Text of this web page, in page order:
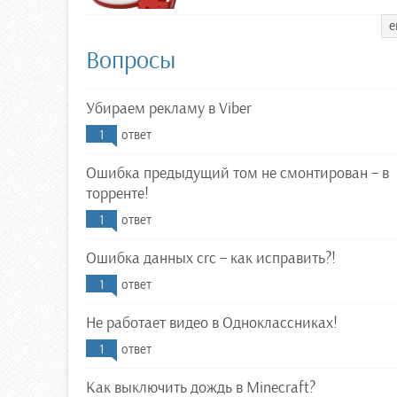
Вопросы
Убираем рекламу в Viber
1 ответ
Ошибка предыдущий том не смонтирован – в
торренте!
1 ответ
Ошибка данных crc – как исправить?!
1 ответ
Не работает видео в Одноклассниках!
1 ответ
Как выключить дождь в Minecraft?